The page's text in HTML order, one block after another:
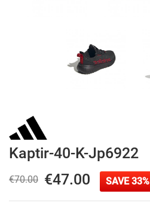
Kaptir-40-K-Jp6922
€70.00 €47.00 SAVE 33%